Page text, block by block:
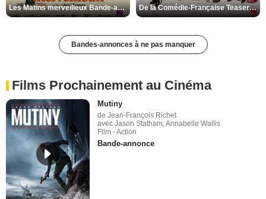
Les Matins merveilleux Bande-annonce VF De la Comédie-Française Teaser VF
Bandes-annonces à ne pas manquer
Films Prochainement au Cinéma
Mutiny
de Jean-François Richet
avec Jason Statham, Annabelle Wallis
Film - Action
Bande-annonce